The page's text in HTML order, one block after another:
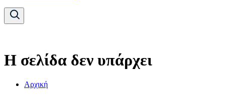
Η σελίδα δεν υπάρχει
Αρχική